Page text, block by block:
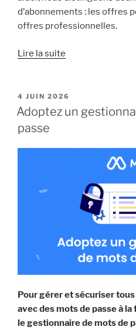
d’abonnements : les offres
offres professionnelles.
Lire la suite
abonnement
Mailo »
PUBLIÉ
LE
4 JUIN 2026
Adoptez un
passe
Pour gérer et sécuriser
avec des mots de passe à
le gestionnaire de mots de